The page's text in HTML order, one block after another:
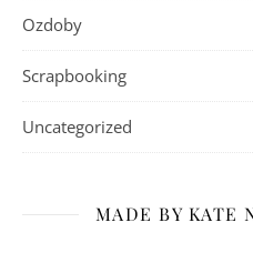
Ozdoby
Scrapbooking
Uncategorized
MADE BY KATE